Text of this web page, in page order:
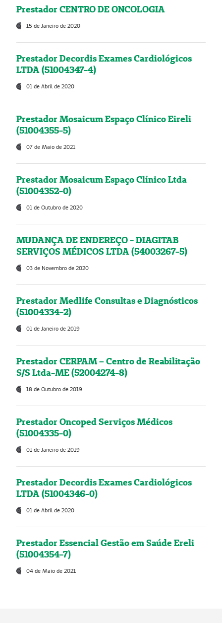
Prestador CENTRO DE ONCOLOGIA
15 de Janeiro de 2020
Prestador Decordis Exames Cardiológicos
LTDA (51004347-4)
01 de Abril de 2020
Prestador Mosaicum Espaço Clínico Eireli
(51004355-5)
07 de Maio de 2021
Prestador Mosaicum Espaço Clínico Ltda
(51004352-0)
01 de Outubro de 2020
MUDANÇA DE ENDEREÇO - DIAGITAB
SERVIÇOS MÉDICOS LTDA (54003267-5)
03 de Novembro de 2020
Prestador Medlife Consultas e Diagnósticos
(51004334-2)
01 de Janeiro de 2019
Prestador CERPAM – Centro de Reabilitação
S/S Ltda-ME (52004274-8)
18 de Outubro de 2019
Prestador Oncoped Serviços Médicos
(51004335-0)
01 de Janeiro de 2019
Prestador Decordis Exames Cardiológicos
LTDA (51004346-0)
01 de Abril de 2020
Prestador Essencial Gestão em Saúde Ereli
(51004354-7)
04 de Maio de 2021